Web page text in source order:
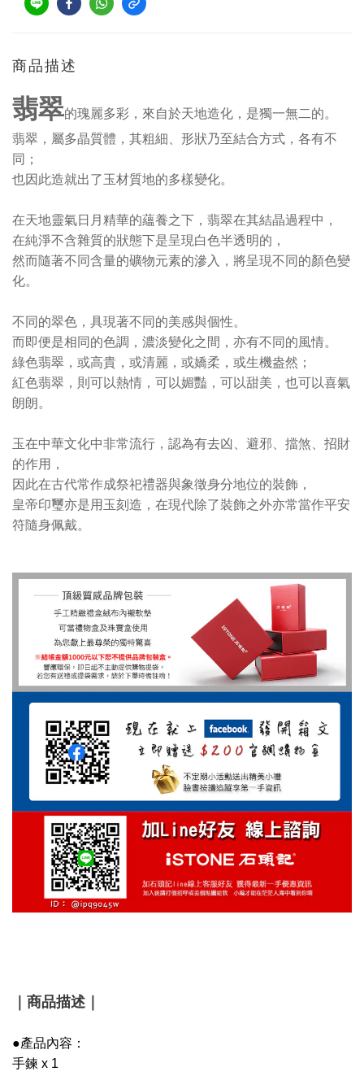
商品描述
翡翠的瑰麗多彩，來自於天地造化，是獨一無二的。
翡翠，屬多晶質體，其粗細、形狀乃至結合方式，各有不
同；
也因此造就出了玉材質地的多樣變化。
在天地靈氣日月精華的蘊養之下，翡翠在其結晶過程中，
在純淨不含雜質的狀態下是呈現白色半透明的，
然而隨著不同含量的礦物元素的滲入，將呈現不同的顏色變
化。
不同的翠色，具現著不同的美感與個性。
而即便是相同的色調，濃淡變化之間，亦有不同的風情。
綠色翡翠，或高貴，或清麗，或嬌柔，或生機盎然；
紅色翡翠，則可以熱情，可以媚豔，可以甜美，也可以喜氣
朗朗。
玉在中華文化中非常流行，認為有去凶、避邪、擋煞、招財
的作用，
因此在古代常作成祭祀禮器與象徵身分地位的裝飾，
皇帝印璽亦是用玉刻造，在現代除了裝飾之外亦常當作平安
符隨身佩戴。
｜商品描述｜
●產品內容：
手鍊 x 1